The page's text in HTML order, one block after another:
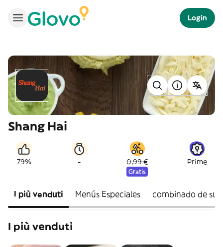
Login
Shang Hai
79% - 0,99 €
Gratis
Prime
I più venduti Menús Especiales combinado de
I più venduti